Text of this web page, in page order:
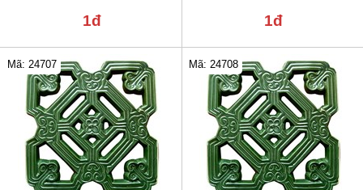
1đ 1đ
Mã: 24707 Mã: 24708